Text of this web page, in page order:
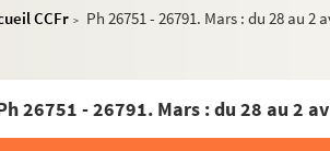
CCFr > Ph 26751 - 26791. Mars : du 28 au 2
26751 - 26791. Mars : du 28 au 2
1958/1973
1959